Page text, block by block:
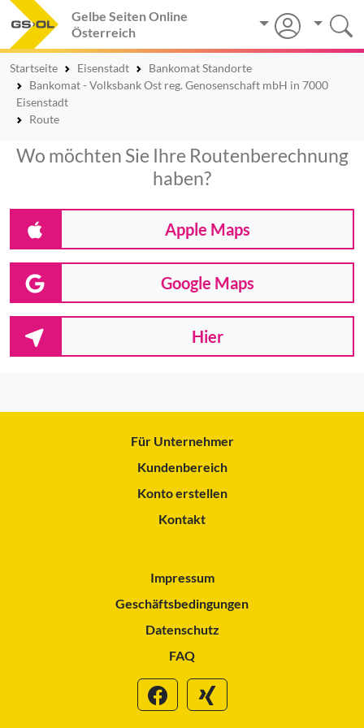
Gelbe Seiten Online
Österreich
Startseite Eisenstadt
Bankomat Standorte
Bankomat - Volksbank Ost reg. Genosenschaft mbH in 7000
Eisenstadt
Route
Wo möchten Sie Ihre Routenberechnung
haben?
Apple Maps
Google Maps
Hier
Für Unternehmer
Kundenbereich
Konto erstellen
Kontakt
Impressum
Geschäftsbedingungen
Datenschutz
FAQ